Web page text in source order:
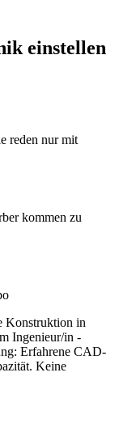
einstellen
reden nur mit
kommen zu
Konstruktion in
Ingenieur/in -
Erfahrene CAD-
Keine